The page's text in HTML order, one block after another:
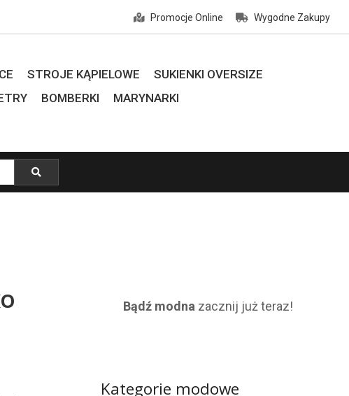
Promocje Online Wygodne Zakupy
STROJE KĄPIELOWE
SUKIENKI OVERSIZE
BOMBERKI MARYNARKI
Bądź modna zacznij już teraz!